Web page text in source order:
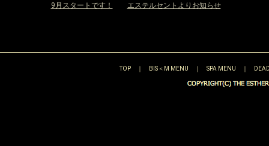
9月スタートです！ エステルセントよりお知らせ»
TOP｜ BIS＜M MENU ｜ SPA MENU ｜